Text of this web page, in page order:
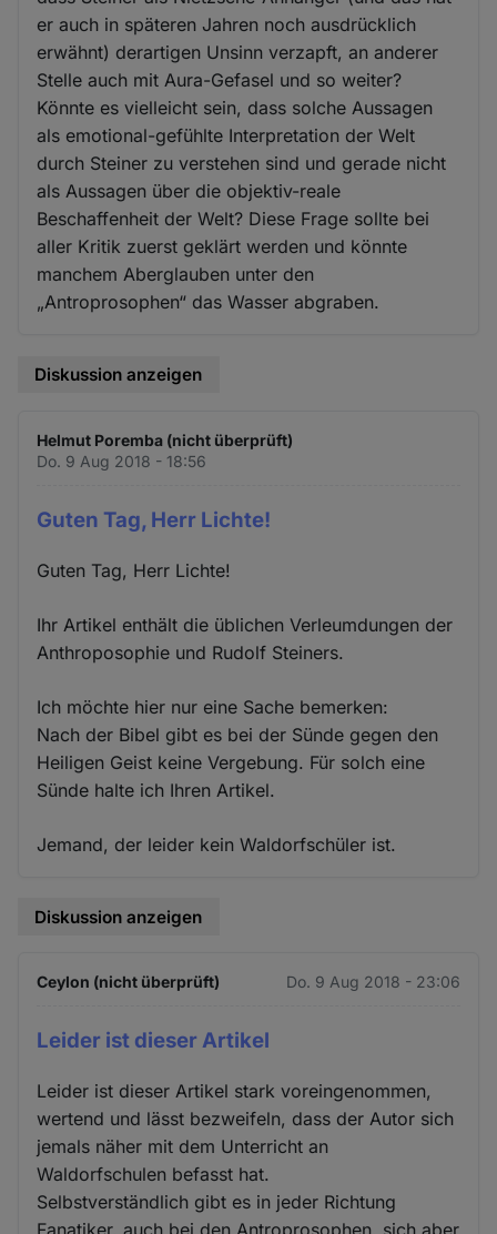
er auch in späteren Jahren noch ausdrücklich
erwähnt) derartigen Unsinn verzapft, an anderer
Stelle auch mit Aura-Gefasel und so weiter?
Könnte es vielleicht sein, dass solche Aussagen
als emotional-gefühlte Interpretation der Welt
durch Steiner zu verstehen sind und gerade nicht
als Aussagen über die objektiv-reale
Beschaffenheit der Welt? Diese Frage sollte bei
aller Kritik zuerst geklärt werden und könnte
manchem Aberglauben unter den
„Antroprosophen“ das Wasser abgraben.
Diskussion anzeigen
Helmut Poremba (nicht überprüft)
Do. 9 Aug 2018 - 18:56
Guten Tag, Herr Lichte!
Guten Tag, Herr Lichte!
Ihr Artikel enthält die üblichen Verleumdungen der
Anthroposophie und Rudolf Steiners.
Ich möchte hier nur eine Sache bemerken:
Nach der Bibel gibt es bei der Sünde gegen den
Heiligen Geist keine Vergebung. Für solch eine
Sünde halte ich Ihren Artikel.
Jemand, der leider kein Waldorfschüler ist.
Diskussion anzeigen
Ceylon (nicht überprüft) Do. 9 Aug 2018 - 23:06
Leider ist dieser Artikel
Leider ist dieser Artikel stark voreingenommen,
wertend und lässt bezweifeln, dass der Autor sich
jemals näher mit dem Unterricht an
Waldorfschulen befasst hat.
Selbstverständlich gibt es in jeder Richtung
Fanatiker, auch bei den Antroprosophen, sich aber